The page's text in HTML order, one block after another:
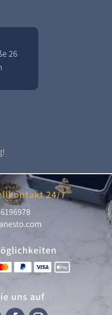
26
24/7
uns auf